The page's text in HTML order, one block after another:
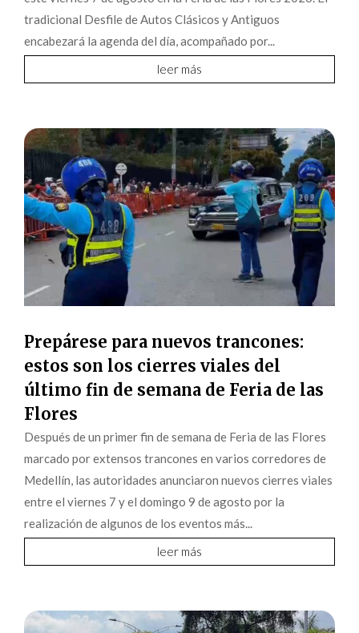
tradicional Desfile de Autos Clásicos y Antiguos
encabezará la agenda del día, acompañado por...
leer más
Prepárese para nuevos trancones:
estos son los cierres viales del
último fin de semana de Feria de las
Flores
Después de un primer fin de semana de Feria de las Flores
marcado por extensos trancones en varios corredores de
Medellín, las autoridades anunciaron nuevos cierres viales
entre el viernes 7 y el domingo 9 de agosto por la
realización de algunos de los eventos más...
leer más